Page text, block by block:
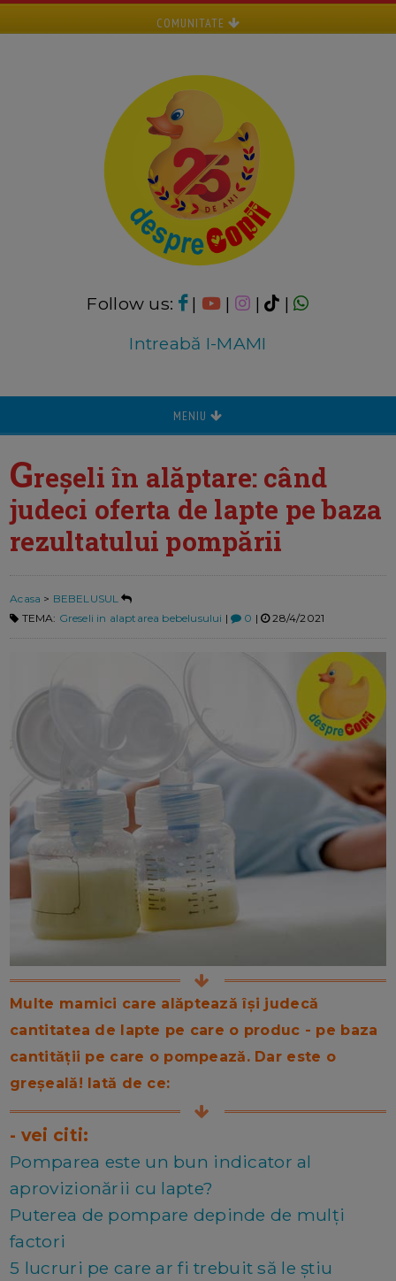
COMUNITATE
Follow us: | | |
|
Intreabă I-MAMI
MENIU
Greșeli în alăptare: când
judeci oferta de lapte pe baza
rezultatului pompării
Acasa > BEBELUSUL
TEMA: Greseli in alaptarea bebelusului | 0 | 28/4/2021
Multe mamici care alăptează își judecă
cantitatea de lapte pe care o produc - pe baza
cantității pe care o pompează. Dar este o
greșeală! Iată de ce:
- vei citi:
Pomparea este un bun indicator al
aprovizionării cu lapte?
Puterea de pompare depinde de mulți
factori
5 lucruri pe care ar fi trebuit să le știu